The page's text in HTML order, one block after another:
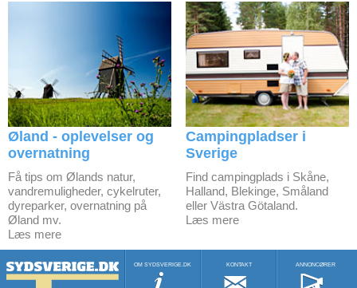
Øland - oplevelser og
overnatning
Få tips om Ølands natur,
vandremuligheder, cykelruter,
dyreparker, overnatning på
Øland mv.
Læs mere
Campingpladser i
Sverige
Find campingplads i Skåne,
Halland, Blekinge, Småland
eller Västra Götaland.
Læs mere
OM SYDSVERIGE.DK KONTAKT ANNONCØRER